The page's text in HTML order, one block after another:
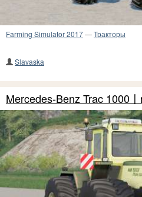
Farming Simulator 2017—Тракторы
Slavaska
Mercedes-Benz Trac 1000